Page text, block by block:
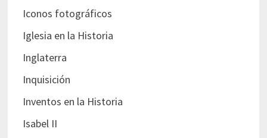
Iconos fotográficos
Iglesia en la Historia
Inglaterra
Inquisición
Inventos en la Historia
Isabel II